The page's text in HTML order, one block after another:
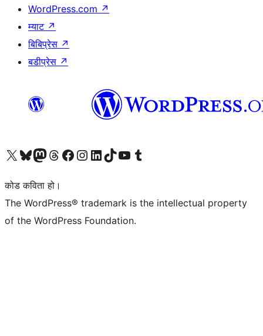
WordPress.com ↗
म्याट ↗
बिबिप्रेस ↗
बडीप्रेस ↗
हाम्रो X (पहिले ट्विटर) खातामा जानुहोस्
हाम्रो Bluesky खाता भ्रमण गर्नुहोस्
हाम्रो म्यास्टोडन खाता भ्रमण गर्नुहोस्
हाम्रो थ्रेड्स खातामा जानुहोस्
हाम्रो फेसबुक पेजमा जानुहोस्
हाम्रो इन्स्टाग्राम खातामा जानुहोस्
हाम्रो लिङ्क्डइन खातामा जानुहोस्
हाम्रो TikTok खाता भ्रमण गर्नुहोस्
हाम्रो युट्युब च्यानलमा जानुहोस्
हाम्रो टम्बलर खाता भ्रमण गर्नुहोस्
कोड कविता हो।
The WordPress® trademark is the intellectual property
of the WordPress Foundation.